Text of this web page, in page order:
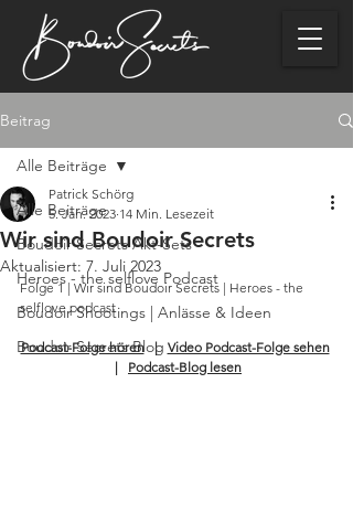
Beitrag
Alle Beiträge
Boudoir Secrets Akt-Sets
Heroes - the selflove Podcast
Boudoir Shootings | Anlässe & Ideen
Boudoir Secrets Blog
Alle Beiträge
Wir sind Boudoir Secrets
Patrick Schörg
5. Jan. 2023 14 Min. Lesezeit
Aktualisiert: 7. Juli 2023
Folge 1 | Wir sind Boudoir Secrets | Heroes - the
selflove podcast
Podcast-Folge hören
   |
Video Podcast-Folge sehen
  |
Podcast-Blog lesen